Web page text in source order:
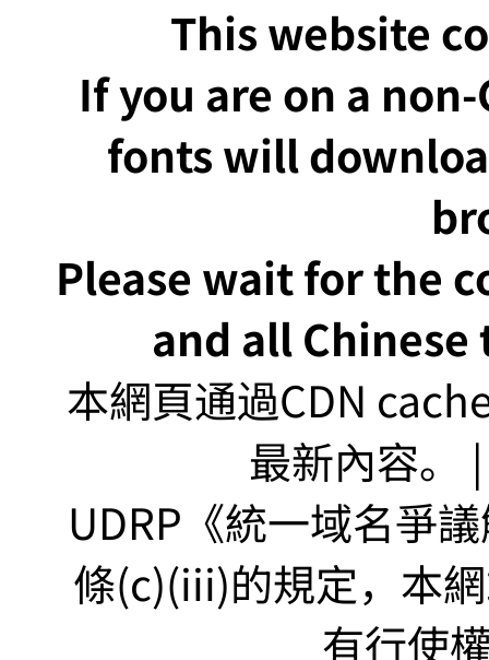
This website
If you are on a
fonts will
Please wait for the
and all
本網頁通過CDN
最新內容。
UDRP《統一域名爭
條(c)(iii)的規定，本
有行使